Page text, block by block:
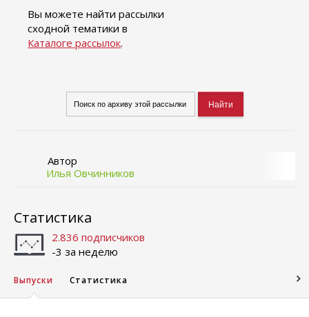
Вы можете найти рассылки
сходной тематики в
Каталоге рассылок.
Автор
Илья Овчинников
Статистика
2.836 подписчиков
-3 за неделю
Выпуски Статистика